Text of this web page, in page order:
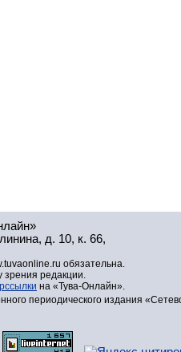
д. 10, к. 66,
обязательна.
зрения редакции.
на «Тува-Онлайн».
периодического издания